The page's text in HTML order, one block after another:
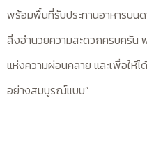
พร้อมพื้นที่รับประทานอาหารบน
สิ่งอำนวยความสะดวกครบครั
แห่งความผ่อนคลาย และเพื่อให้
อย่างสมบูรณ์แบบ”